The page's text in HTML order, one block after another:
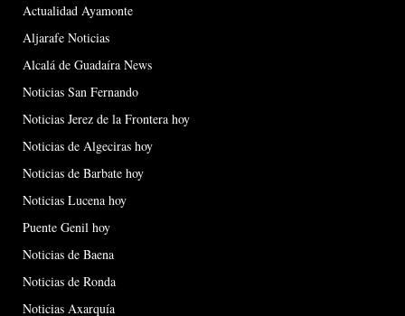
Actualidad Ayamonte
Aljarafe Noticias
Alcalá de Guadaíra News
Noticias San Fernando
Noticias Jerez de la Frontera hoy
Noticias de Algeciras hoy
Noticias de Barbate hoy
Noticias Lucena hoy
Puente Genil hoy
Noticias de Baena
Noticias de Ronda
Noticias Axarquía